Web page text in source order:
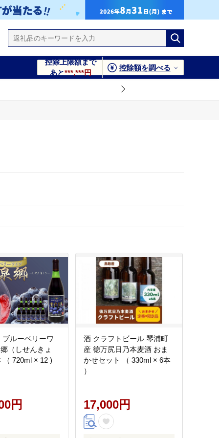
控除上限額まで
あと***,***円
控除額を調べる
ブルーベリーワ
（しせんきょ
（ 720ml × 12 )
円
酒 クラフトビール 琴浦町
産 徳万尻日乃本麦酒 おま
かせセット （ 330ml × 6本
）
17,000円